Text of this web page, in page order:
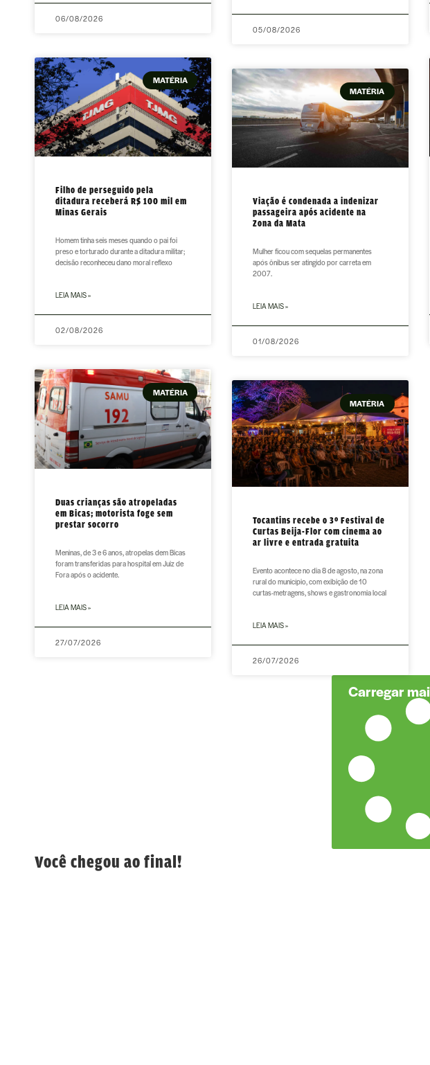
06/08/2026
05/08/2026
MATÉRIA
Filho de perseguido pela
ditadura receberá R$ 100 mil em
Minas Gerais
Homem tinha seis meses quando o pai foi
preso e torturado durante a ditadura militar;
decisão reconheceu dano moral reflexo
LEIA MAIS »
02/08/2026
MATÉRIA
Viação é condenada a indenizar
passageira após acidente na
Zona da Mata
Mulher ficou com sequelas permanentes
após ônibus ser atingido por carreta em
2007.
LEIA MAIS »
01/08/2026
MATÉRIA
Duas crianças são atropeladas
em Bicas; motorista foge sem
prestar socorro
Meninas, de 3 e 6 anos, atropelas dem Bicas
foram transferidas para hospital em Juiz de
Fora após o acidente.
LEIA MAIS »
27/07/2026
MATÉRIA
Tocantins recebe o 3º Festival de
Curtas Beija-Flor com cinema ao
ar livre e entrada gratuita
Evento acontece no dia 8 de agosto, na zona
rural do município, com exibição de 10
curtas-metragens, shows e gastronomia local
LEIA MAIS »
26/07/2026
Carregar
Você chegou ao final!